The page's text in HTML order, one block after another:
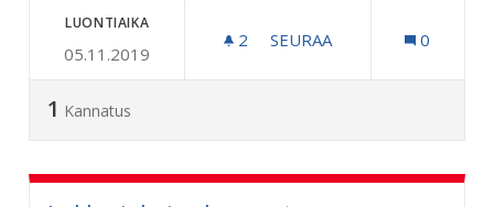
LUONTIAIKA
05.11.2019
2 2 SEURAAJAA
SEURAA 0
1 Kannatus